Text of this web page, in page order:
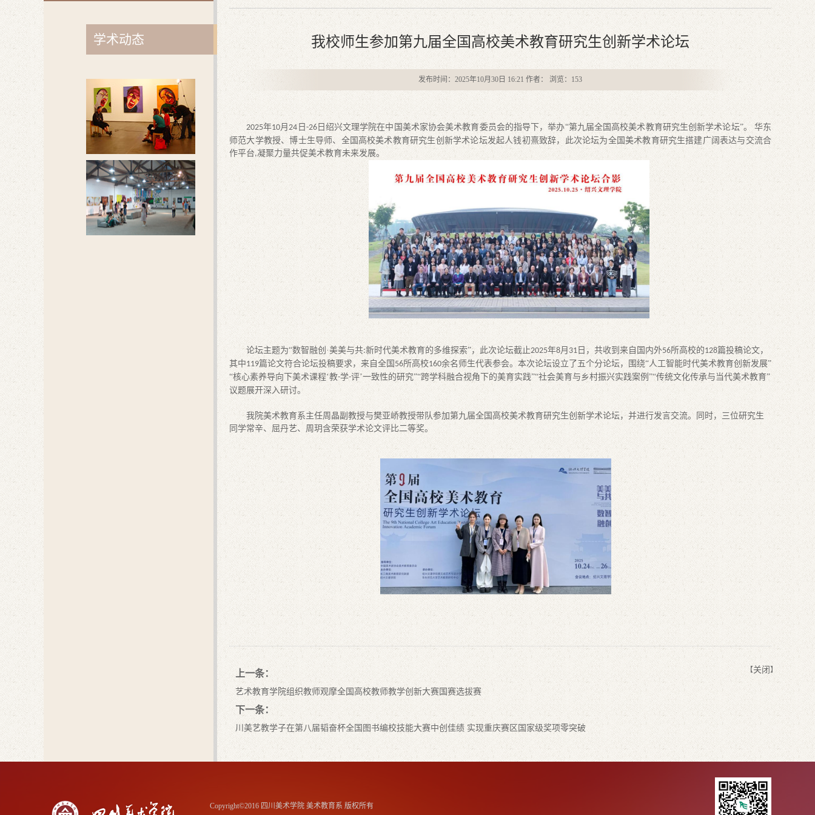
学术动态 我校师生参加第九届全国高校美术教育研究生创新学术论坛
发布时间：2025年10月30日 16:21 作者： 浏览： 153
2025年10月24 日 -26日绍兴文理学院在中国美术家协会美术教育委员会的指导下，举办“第九届全国高校美术教育研究生创新学术论坛”。 华东
师范大学教授、博士生导师、全国高校美术教育研究生创新学术论坛发起人钱初熹致辞， 此次论坛为全国美术教育研究生搭建广阔表达与交流合
作平台,凝聚力量共促美术教育未来发展。
论坛主题为“数智融创·美美与共:新时代美术教育的多维探索”， 此次论坛截止2025年8月31 日，共收到来自国内外56所高校的128篇投稿论文，
其中119篇论文符合论坛投稿要求，来自 全国 56所高校160余名师生代表参会。本次论坛设立了五个分论坛，围绕“人工智能时代美术教育创新发展”
“核心素养导向下美术课程‘教-学-评’一致性的研究”“跨学科融合视角下的美育实践”“社会美育与乡村振兴实践案例”“传统文化传承与当代美术教育”
议题展开深入研讨。
我院美术教育系主任周晶副教授与樊亚峤教授带队参加第九届全国高校美术教育研究生创新学术论坛，并进行发言交流。同时，三位研究生
同学常辛、屈丹艺、周玥含荣获学术论文评比二等奖。
上一条：
艺术教育学院组织教师观摩全国高校教师教学创新大赛国赛选拔赛
下一条：
川美艺教学子在第八届韬奋杯全国图书编校技能大赛中创佳绩 实现重庆赛区国家级奖项零突破
【关闭 】
Copyright©2016 四川美术学院 美术教育系 版权所有